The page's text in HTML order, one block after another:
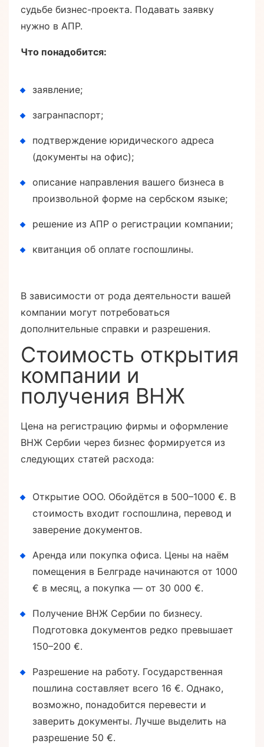
судьбе бизнес-проекта. Подавать заявку
нужно в АПР.
Что понадобится:
заявление;
загранпаспорт;
подтверждение юридического адреса
(документы на офис);
описание направления вашего бизнеса в
произвольной форме на сербском языке;
решение из АПР о регистрации компании;
квитанция об оплате госпошлины.
В зависимости от рода деятельности вашей
компании могут потребоваться
дополнительные справки и разрешения.
Стоимость открытия
компании и
получения ВНЖ
Цена на регистрацию фирмы и оформление
ВНЖ Сербии через бизнес формируется из
следующих статей расхода:
Открытие ООО. Обойдётся в 500–1000 €. В
стоимость входит госпошлина, перевод и
заверение документов.
Аренда или покупка офиса. Цены на наём
помещения в Белграде начинаются от 1000
€ в месяц, а покупка — от 30 000 €.
Получение ВНЖ Сербии по бизнесу.
Подготовка документов редко превышает
150–200 €.
Разрешение на работу. Государственная
пошлина составляет всего 16 €. Однако,
возможно, понадобится перевести и
заверить документы. Лучше выделить на
разрешение 50 €.